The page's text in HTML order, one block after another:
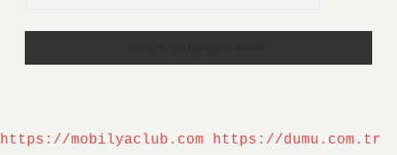
https://mobilyaclub.com
https://dumu.com.tr